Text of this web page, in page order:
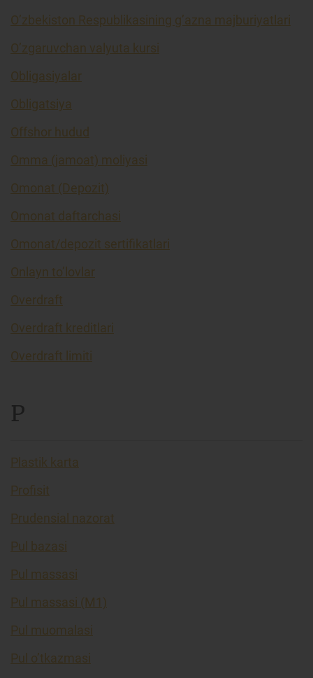
O’zbekiston Respublikasining g’azna majburiyatlari
O’zgaruvchan valyuta kursi
Obligasiyalar
Obligatsiya
Offshor hudud
Omma (jamoat) moliyasi
Omonat (Depozit)
Omonat daftarchasi
Omonat/depozit sertifikatlari
Onlayn to’lovlar
Overdraft
Overdraft kreditlari
Overdraft limiti
P
Plastik karta
Profisit
Prudensial nazorat
Pul bazasi
Pul massasi
Pul massasi (M1)
Pul muomalasi
Pul o’tkazmasi